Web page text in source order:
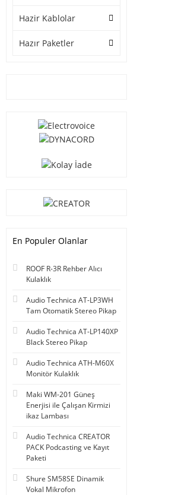
Hazir Kablolar
Hazır Paketler
En Populer Olanlar
ROOF R-3R Rehber Alıcı
Kulaklık
Audio Technica AT-LP3WH
Tam Otomatik Stereo Pikap
Audio Technica AT-LP140XP
Black Stereo Pikap
Audio Technica ATH-M60X
Monitör Kulaklık
Maki WM-201 Güneş
Enerjisi ile Çalışan Kirmizi
ikaz Lambası
Audio Technica CREATOR
PACK Podcasting ve Kayıt
Paketi
Shure SM58SE Dinamik
Vokal Mikrofon